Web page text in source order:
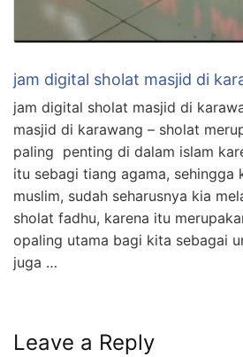
jam digital sholat masjid di
jam digital sholat masjid di
masjid di karawang – sholat
paling penting di dalam islam
itu sebagi tiang agama, sehingga
muslim, sudah seharusnya kia
sholat fadhu, karena itu
opaling utama bagi kita sebagai
juga …
Leave a Reply